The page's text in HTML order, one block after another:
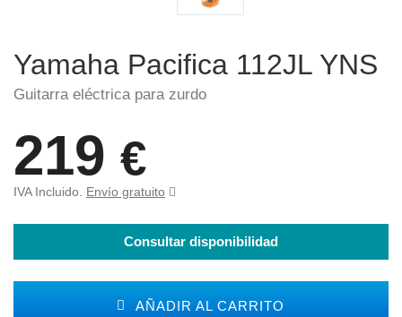
Yamaha Pacifica 112JL YNS
Guitarra eléctrica para zurdo
219 €
IVA Incluido. Envío gratuito
Consultar disponibilidad
AÑADIR AL CARRITO